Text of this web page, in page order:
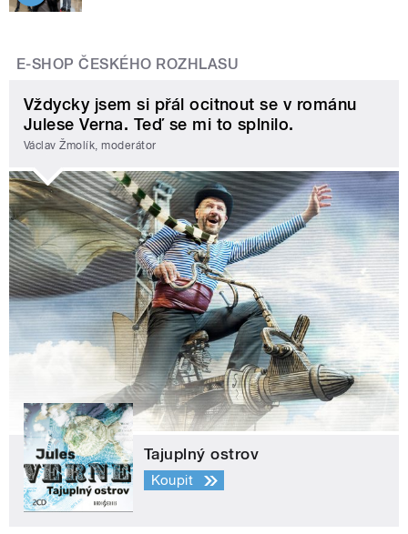
E-SHOP ČESKÉHO ROZHLASU
Vždycky jsem si přál ocitnout se v románu
Julese Verna. Teď se mi to splnilo.
Václav Žmolík, moderátor
Tajuplný ostrov
Koupit